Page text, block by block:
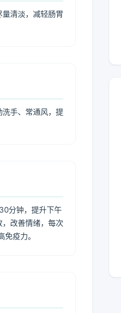
清淡，减轻肠胃
手、常通风，提
分钟，提升下午
改善情绪，每次
疫力。